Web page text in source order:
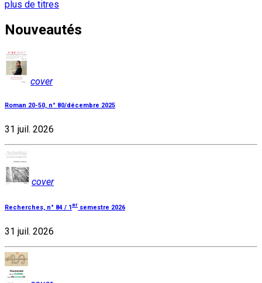
plus de titres
Nouveautés
cover
Roman 20-50, n° 80/décembre 2025
31 juil. 2026
cover
Recherches, n° 84 / 1er semestre 2026
31 juil. 2026